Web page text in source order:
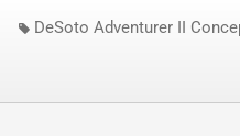
DeSoto Adventurer II